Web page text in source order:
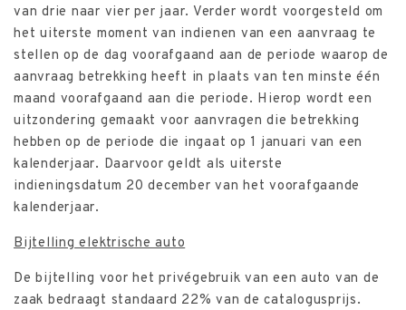
van drie naar vier per jaar. Verder wordt voorgesteld om
het uiterste moment van indienen van een aanvraag te
stellen op de dag voorafgaand aan de periode waarop de
aanvraag betrekking heeft in plaats van ten minste één
maand voorafgaand aan die periode. Hierop wordt een
uitzondering gemaakt voor aanvragen die betrekking
hebben op de periode die ingaat op 1 januari van een
kalenderjaar. Daarvoor geldt als uiterste
indieningsdatum 20 december van het voorafgaande
kalenderjaar.
Bijtelling elektrische auto
De bijtelling voor het privégebruik van een auto van de
zaak bedraagt standaard 22% van de catalogusprijs.